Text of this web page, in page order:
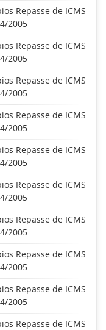
Repasse de ICMS
2005
Repasse de ICMS
2005
Repasse de ICMS
2005
Repasse de ICMS
2005
Repasse de ICMS
2005
Repasse de ICMS
2005
Repasse de ICMS
2005
Repasse de ICMS
2005
Repasse de ICMS
2005
Repasse de ICMS